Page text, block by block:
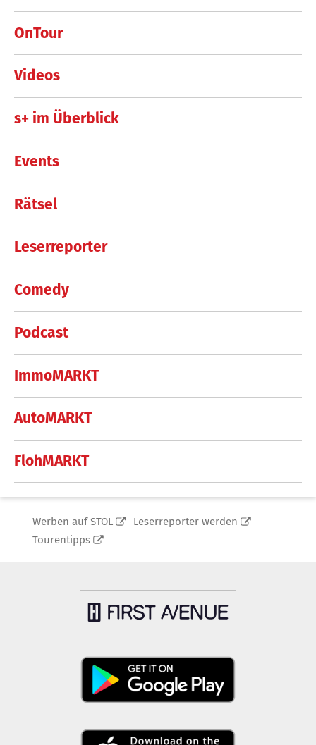
OnTour
Videos
s+ im Überblick
Events
Rätsel
Leserreporter
Comedy
Podcast
ImmoMARKT
AutoMARKT
FlohMARKT
Werben auf STOL
Leserreporter werden
Tourentipps